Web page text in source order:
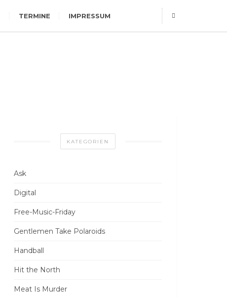
TERMINE IMPRESSUM
KATEGORIEN
Ask
Digital
Free-Music-Friday
Gentlemen Take Polaroids
Handball
Hit the North
Meat Is Murder